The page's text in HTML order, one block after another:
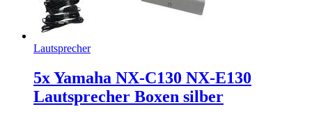
Lautsprecher
5x Yamaha NX-C130 NX-E130
Lautsprecher Boxen silber